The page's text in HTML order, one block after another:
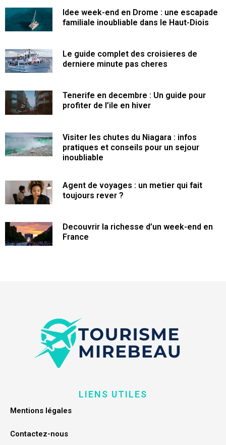
Idee week-end en Drome : une escapade
familiale inoubliable dans le Haut-Diois
Le guide complet des croisieres de
derniere minute pas cheres
Tenerife en decembre : Un guide pour
profiter de l’ile en hiver
Visiter les chutes du Niagara : infos
pratiques et conseils pour un sejour
inoubliable
Agent de voyages : un metier qui fait
toujours rever ?
Decouvrir la richesse d’un week-end en
France
LIENS UTILES
Mentions légales
Contactez-nous